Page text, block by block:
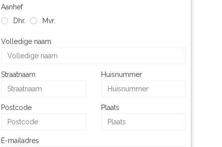
Aanhef
Dhr.
Mvr.
Volledige naam
Straatnaam Huisnummer
Postcode Plaats
E-mailadres